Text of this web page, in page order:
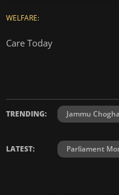
WELFARE:
Care Today
TRENDING: Jammu
LATEST: Parliament